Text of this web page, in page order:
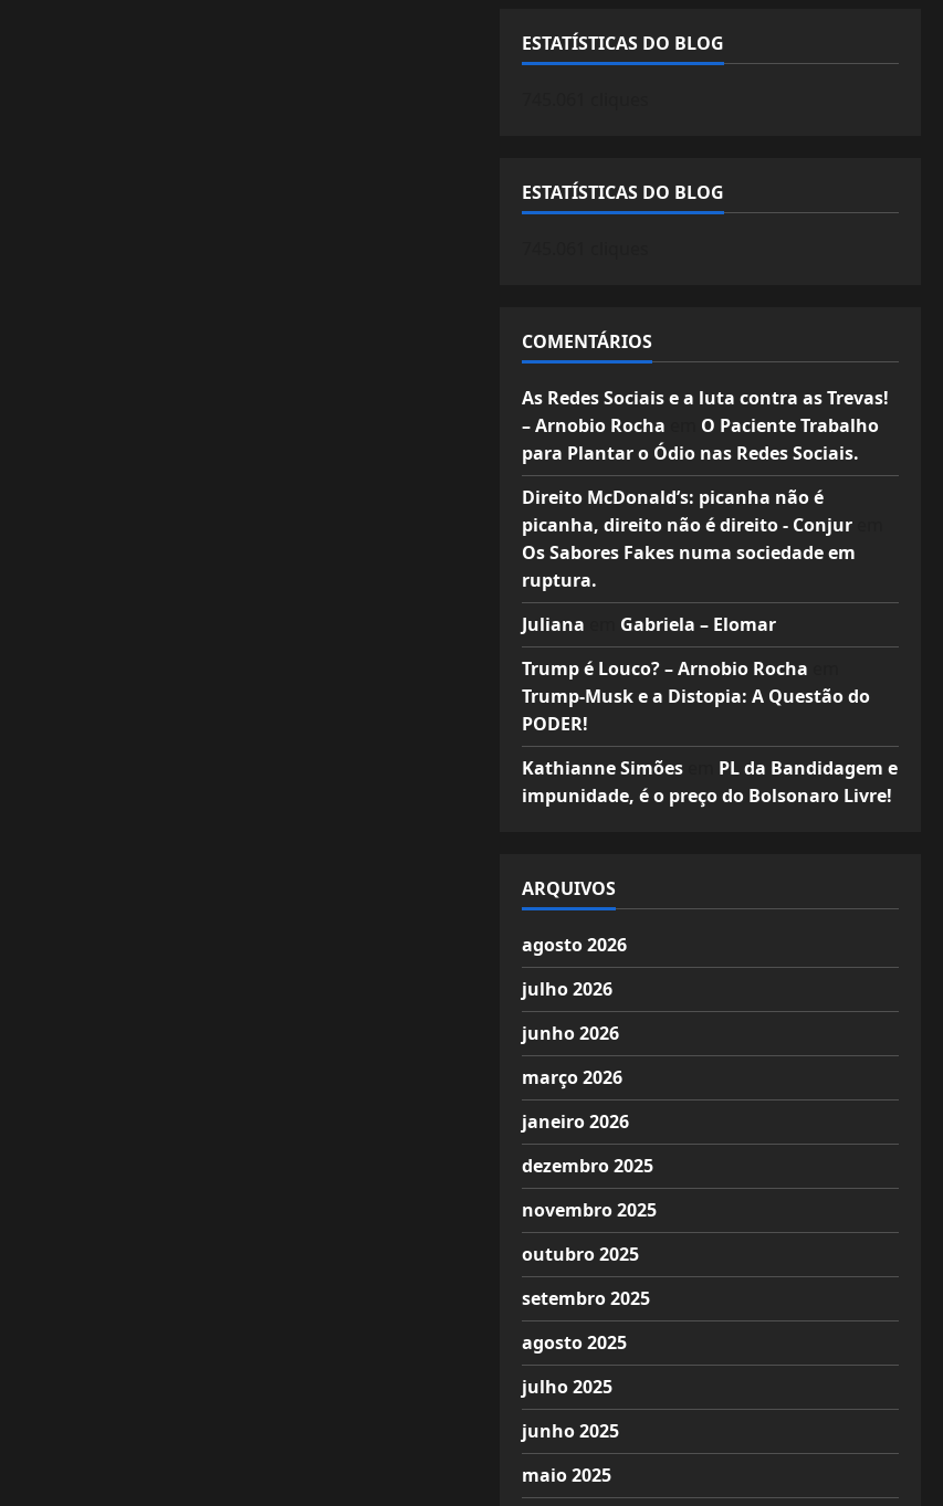
ESTATÍSTICAS DO BLOG
ESTATÍSTICAS DO BLOG
COMENTÁRIOS
As Redes Sociais e a luta contra as Trevas!
– Arnobio Rocha
O Paciente Trabalho
para Plantar o Ódio nas Redes Sociais.
Direito McDonald’s: picanha não é
picanha, direito não é direito - Conjurem
Os Sabores Fakes numa sociedade em
ruptura.
Juliana
Gabriela – Elomar
Trump é Louco? – Arnobio Rocha
Trump-Musk e a Distopia: A Questão do
PODER!
Kathianne Simõesem PL da Bandidagem e
impunidade, é o preço do Bolsonaro Livre!
ARQUIVOS
agosto 2026
julho 2026
junho 2026
março 2026
janeiro 2026
dezembro 2025
novembro 2025
outubro 2025
setembro 2025
agosto 2025
julho 2025
junho 2025
maio 2025